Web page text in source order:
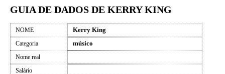
GUIA DE DADOS DE KERRY KING
NOME Kerry King
Categoria músico
Nome real
Salário